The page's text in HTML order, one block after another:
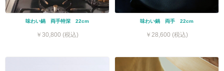
味わい鍋 両手特深 22cm
￥30,800 (税込)
味わい鍋 両手 22cm
￥28,600 (税込)